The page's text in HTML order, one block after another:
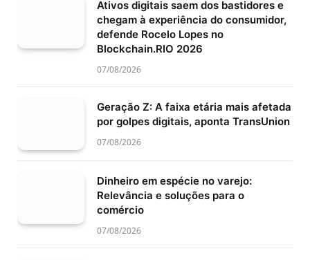
Ativos digitais saem dos bastidores e
chegam à experiência do consumidor,
defende Rocelo Lopes no
Blockchain.RIO 2026
07/08/2026
Geração Z: A faixa etária mais afetada
por golpes digitais, aponta TransUnion
07/08/2026
Dinheiro em espécie no varejo:
Relevância e soluções para o
comércio
07/08/2026